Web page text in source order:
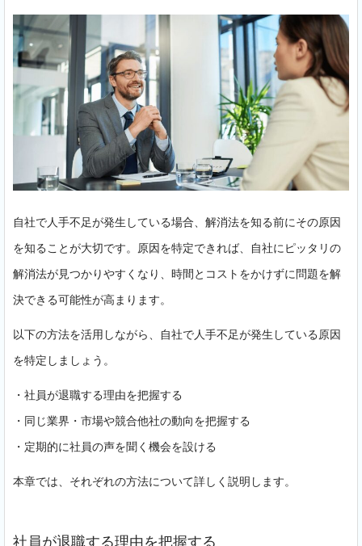
自社で人手不足が発生している場合、解消法を知る前にその原因
を知ることが大切です。原因を特定できれば、自社にピッタリの
解消法が見つかりやすくなり、時間とコストをかけずに問題を解
決できる可能性が高まります。
以下の方法を活用しながら、自社で人手不足が発生している原因
を特定しましょう。
・社員が退職する理由を把握する
・同じ業界・市場や競合他社の動向を把握する
・定期的に社員の声を聞く機会を設ける
本章では、それぞれの方法について詳しく説明します。
社員が退職する理由を把握する